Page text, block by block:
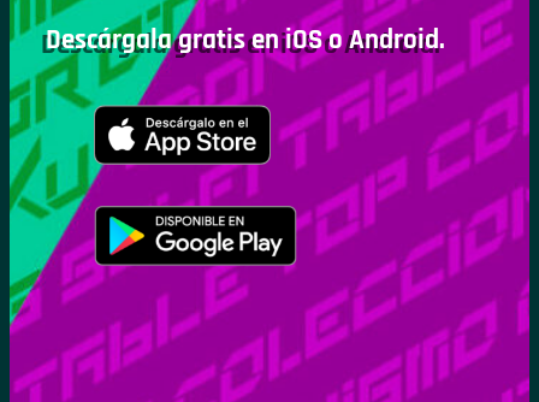
Descárgala gratis en iOS o Android.